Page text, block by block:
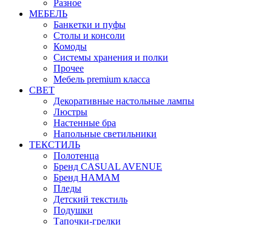
Разное
МЕБЕЛЬ
Банкетки и пуфы
Столы и консоли
Комоды
Системы хранения и полки
Прочее
Мебель premium класса
СВЕТ
Декоративные настольные лампы
Люстры
Настенные бра
Напольные светильники
ТЕКСТИЛЬ
Полотенца
Бренд CASUAL AVENUE
Бренд HAMAM
Пледы
Детский текстиль
Подушки
Тапочки-грелки